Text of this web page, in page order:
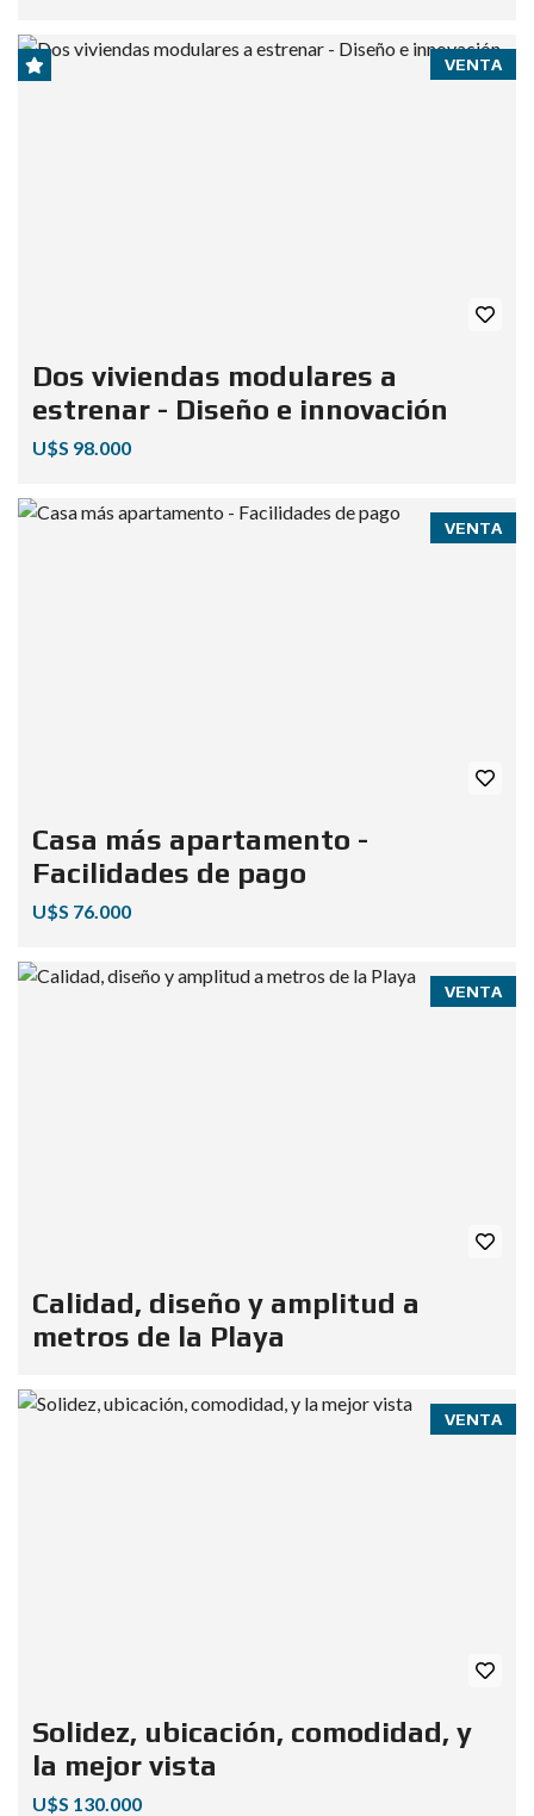
VENTA
Dos viviendas modulares a
estrenar - Diseño e innovación
U$S 98.000
VENTA
Casa más apartamento -
Facilidades de pago
U$S 76.000
VENTA
Calidad, diseño y amplitud a
metros de la Playa
VENTA
Solidez, ubicación, comodidad, y
la mejor vista
U$S 130.000